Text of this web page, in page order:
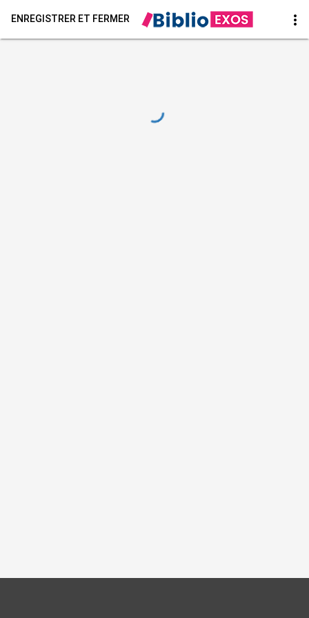
ENREGISTRER ET FERMER more_vert